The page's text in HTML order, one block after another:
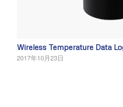
Wireless Temperature Data
2017年10月23日